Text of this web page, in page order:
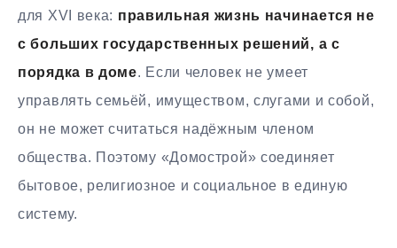
для XVI века: правильная жизнь начинается не
с больших государственных решений, а с
порядка в доме. Если человек не умеет
управлять семьёй, имуществом, слугами и собой,
он не может считаться надёжным членом
общества. Поэтому «Домострой» соединяет
бытовое, религиозное и социальное в единую
систему.